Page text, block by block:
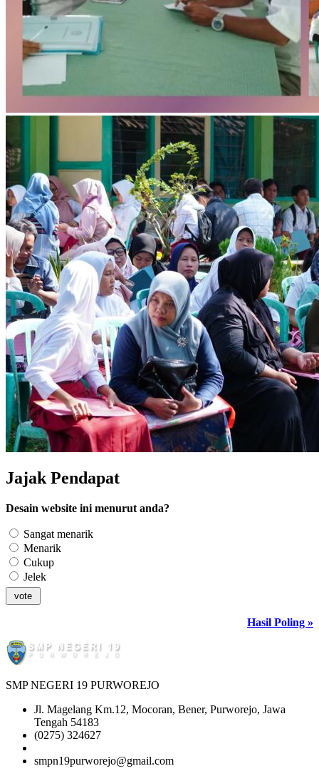
Jajak Pendapat
Desain website ini menurut anda?
Sangat menarik
Menarik
Cukup
Jelek
Hasil Poling »
SMP NEGERI 19 PURWOREJO
Jl. Magelang Km.12, Mocoran, Bener, Purworejo, Jawa
Tengah 54183
(0275) 324627
smpn19purworejo@gmail.com